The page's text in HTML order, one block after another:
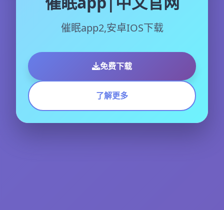
催眠app2,安卓IOS下载
免费下载
了解更多